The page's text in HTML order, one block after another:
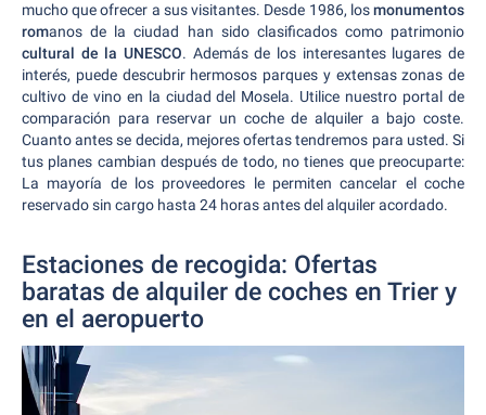
mucho que ofrecer a sus visitantes. Desde 1986, losmonumentos
romanos de la ciudad han sido clasificados como patrimonio
cultural de la UNESCO. Además de los interesantes lugares de
interés, puede descubrir hermosos parques y extensas zonas de
cultivo de vino en la ciudad del Mosela. Utilice nuestro portal de
comparación para reservar un coche de alquiler a bajo coste.
Cuanto antes se decida, mejores ofertas tendremos para usted. Si
tus planes cambian después de todo, no tienes que preocuparte:
La mayoría de los proveedores le permiten cancelar el coche
reservado sin cargo hasta 24 horas antes del alquiler acordado.
Estaciones de recogida: Ofertas
baratas de alquiler de coches en Trier y
en el aeropuerto